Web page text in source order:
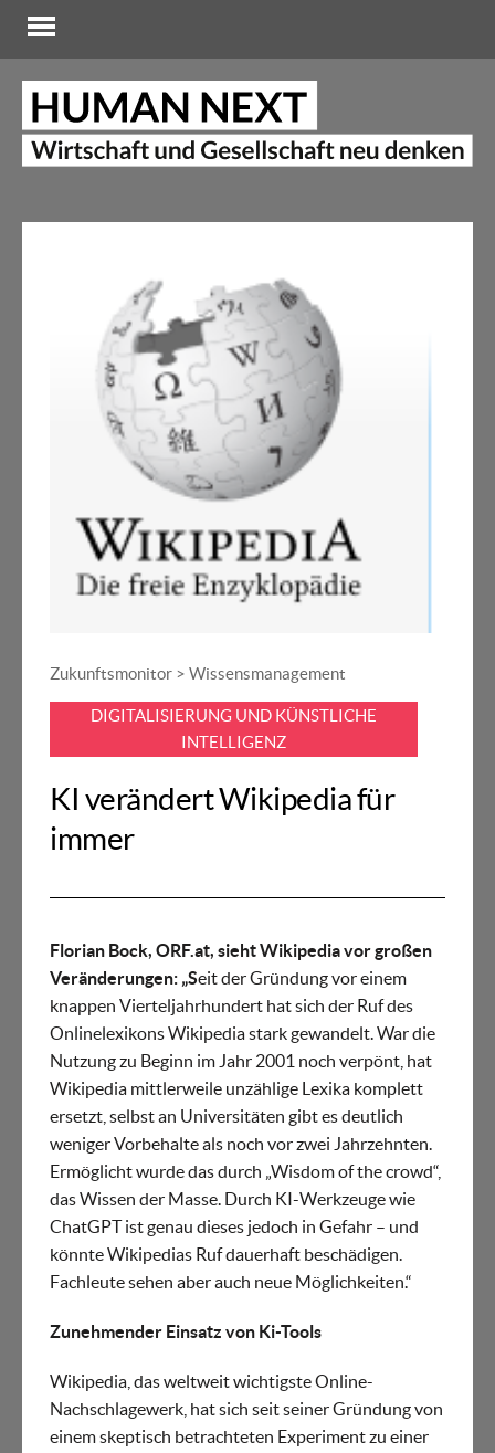
Zukunftsmonitor > Wissensmanagement
DIGITALISIERUNG UND KÜNSTLICHE
INTELLIGENZ
KI verändert Wikipedia für
immer
Florian Bock, ORF.at, sieht Wikipedia vor großen
Veränderungen: „Seit der Gründung vor einem
knappen Vierteljahrhundert hat sich der Ruf des
Onlinelexikons Wikipedia stark gewandelt. War die
Nutzung zu Beginn im Jahr 2001 noch verpönt, hat
Wikipedia mittlerweile unzählige Lexika komplett
ersetzt, selbst an Universitäten gibt es deutlich
weniger Vorbehalte als noch vor zwei Jahrzehnten.
Ermöglicht wurde das durch „Wisdom of the crowd“,
das Wissen der Masse. Durch KI-Werkzeuge wie
ChatGPT ist genau dieses jedoch in Gefahr – und
könnte Wikipedias Ruf dauerhaft beschädigen.
Fachleute sehen aber auch neue Möglichkeiten.“
Zunehmender Einsatz von Ki-Tools
Wikipedia, das weltweit wichtigste Online-
Nachschlagewerk, hat sich seit seiner Gründung von
einem skeptisch betrachteten Experiment zu einer